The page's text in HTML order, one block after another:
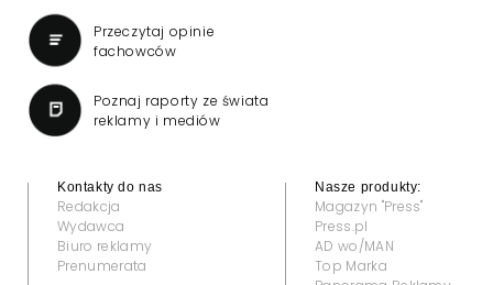
Przeczytaj opinie
fachowców
Poznaj raporty ze świata
reklamy i mediów
Kontakty do nas
Redakcja
Wydawca
Biuro reklamy
Prenumerata
Nasze produkty:
Magazyn "Press"
Press.pl
AD wo/MAN
Top Marka